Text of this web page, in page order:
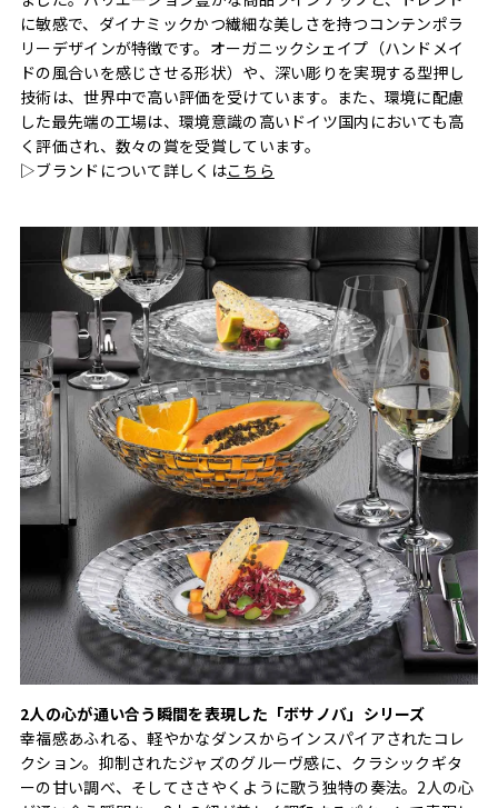
に敏感で、ダイナミックかつ繊細な美しさを持つコンテンポラ
リーデザインが特徴です。オーガニックシェイプ（ハンドメイ
ドの風合いを感じさせる形状）や、深い彫りを実現する型押し
技術は、世界中で高い評価を受けています。また、環境に配慮
した最先端の工場は、環境意識の高いドイツ国内においても高
く評価され、数々の賞を受賞しています。
▷ブランドについて詳しくはこちら
2人の心が通い合う瞬間を表現した「ボサノバ」シリーズ
幸福感あふれる、軽やかなダンスからインスパイアされたコレ
クション。抑制されたジャズのグルーヴ感に、クラシックギタ
ーの甘い調べ、そしてささやくように歌う独特の奏法。2人の心